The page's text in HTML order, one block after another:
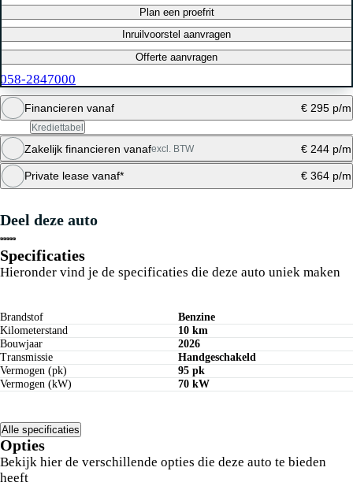
Plan een proefrit
Inruilvoorstel aanvragen
Offerte aanvragen
058-2847000
Financieren vanaf € 295 p/m
Krediettabel
Maandbedrag berekenen
Zakelijk financieren vanafexcl. BTW € 244 p/m
Maandbedrag berekenen
Private lease vanaf* € 364 p/m
Deel deze auto
Specificaties
Hieronder vind je de specificaties die deze auto uniek maken
Brandstof
Benzine
Kilometerstand
10 km
Bouwjaar
2026
Transmissie
Handgeschakeld
Vermogen (pk)
95 pk
Vermogen (kW)
70 kW
Alle specificaties
Opties
Bekijk hier de verschillende opties die deze auto te bieden
heeft